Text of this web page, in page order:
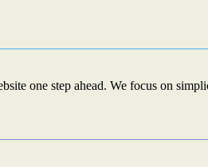
one step ahead. We focus on